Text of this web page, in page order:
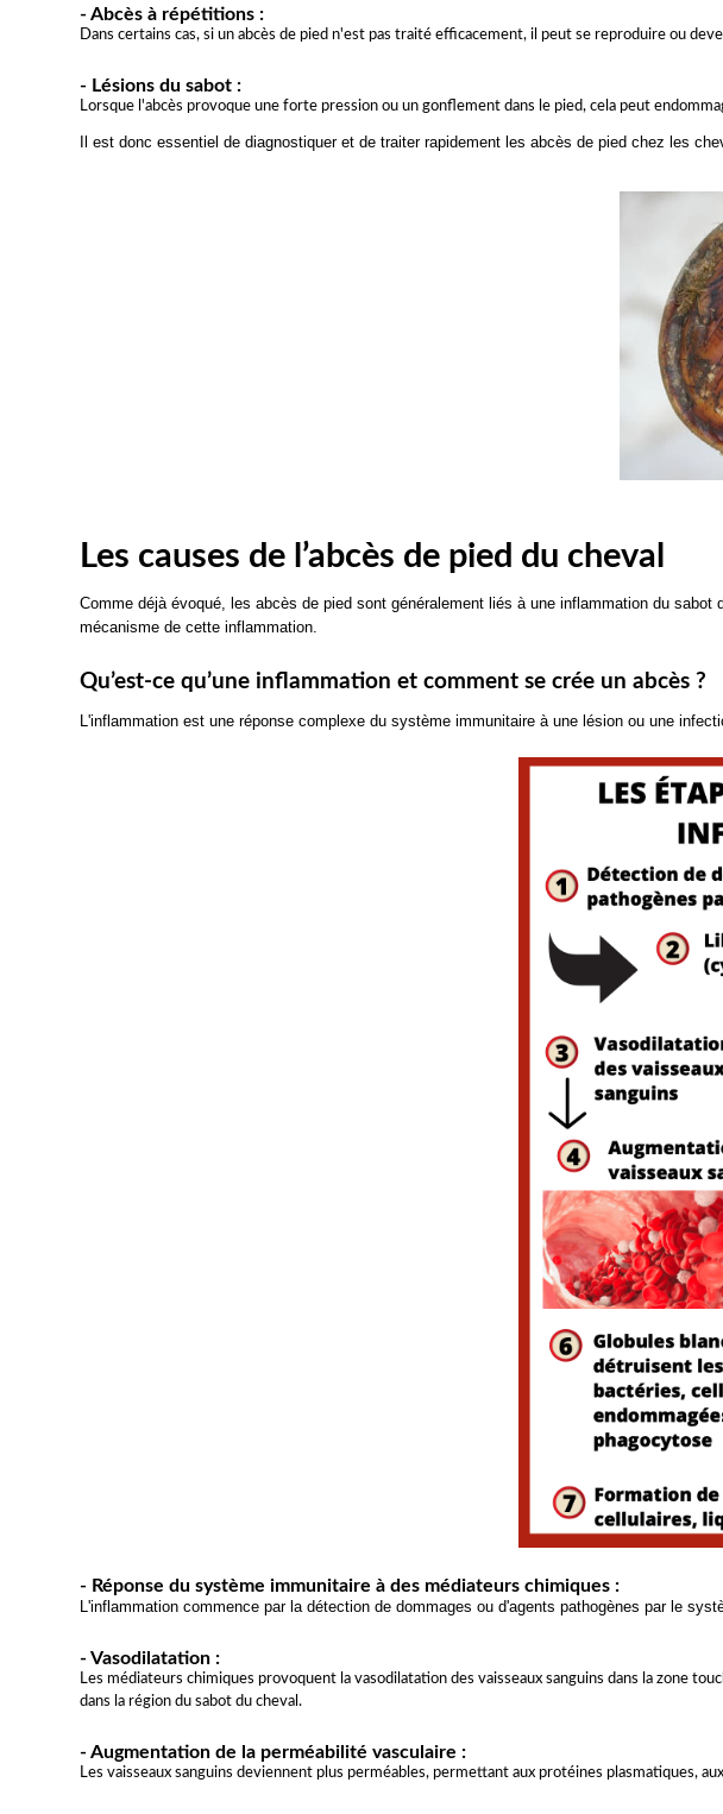
- Abcès à répétitions :
Dans certains cas, si un abcès de pied n'est pas traité efficacement, il peut se reproduire ou
- Lésions du sabot :
Lorsque l'abcès provoque une forte pression ou un gonflement dans le pied, cela peut
Il est donc essentiel de diagnostiquer et de traiter rapidement les abcès de pied chez les
Les causes de l’abcès de pied du cheval
Comme déjà évoqué, les abcès de pied sont généralement liés à une inflammation du
mécanisme de cette inflammation.
Qu’est-ce qu’une inflammation et comment se crée un abcès ?
L'inflammation est une réponse complexe du système immunitaire à une lésion ou une
- Réponse du système immunitaire à des médiateurs chimiques :
L'inflammation commence par la détection de dommages ou d'agents pathogènes par le
- Vasodilatation :
Les médiateurs chimiques provoquent la vasodilatation des vaisseaux sanguins dans la zone
dans la région du sabot du cheval.
- Augmentation de la perméabilité vasculaire :
Les vaisseaux sanguins deviennent plus perméables, permettant aux protéines plasmatiques,